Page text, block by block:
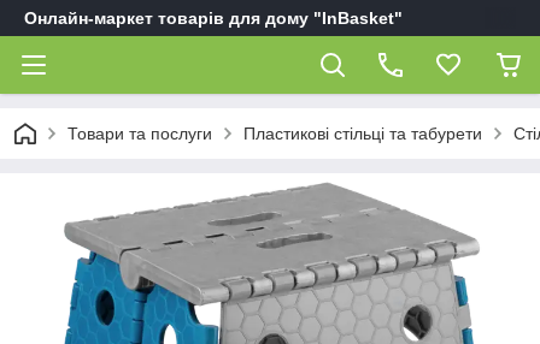
Онлайн-маркет товарів для дому "InBasket"
Товари та послуги Пластикові стільці та табурети